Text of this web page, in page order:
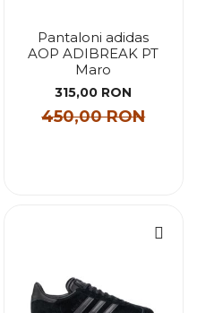
Pantaloni adidas
AOP ADIBREAK PT
Maro
315,00 RON
450,00 RON